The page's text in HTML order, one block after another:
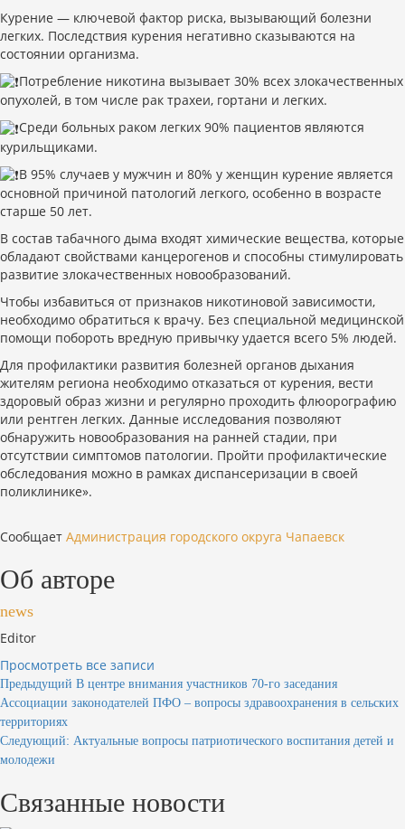
Курение — ключевой фактор риска, вызывающий болезни
легких. Последствия курения негативно сказываются на
состоянии организма.
Потребление никотина вызывает 30% всех злокачественных
опухолей, в том числе рак трахеи, гортани и легких.
Среди больных раком легких 90% пациентов являются
курильщиками.
В 95% случаев у мужчин и 80% у женщин курение является
основной причиной патологий легкого, особенно в возрасте
старше 50 лет.
В состав табачного дыма входят химические вещества, которые
обладают свойствами канцерогенов и способны стимулировать
развитие злокачественных новообразований.
Чтобы избавиться от признаков никотиновой зависимости,
необходимо обратиться к врачу. Без специальной медицинской
помощи побороть вредную привычку удается всего 5% людей.
Для профилактики развития болезней органов дыхания
жителям региона необходимо отказаться от курения, вести
здоровый образ жизни и регулярно проходить флюорографию
или рентген легких. Данные исследования позволяют
обнаружить новообразования на ранней стадии, при
отсутствии симптомов патологии. Пройти профилактические
обследования можно в рамках диспансеризации в своей
поликлинике».
Сообщает Администрация городского округа Чапаевск
Об авторе
news
Editor
Просмотреть все записи
Навигация
по
записям
Предыдущий В центре внимания участников 70-го заседания
Ассоциации законодателей ПФО – вопросы здравоохранения в сельских
территориях
Следующий: Актуальные вопросы патриотического воспитания детей и
молодежи
Связанные новости